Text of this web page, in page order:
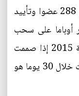
وجاءت نتيجة تصويت المجلس رفض 288 عضوا وتأييد
أوباما على سحب
القوات خلال 30 يوما أو بحلول نهاية 2015 إذا صممت
الإدارة الأمريكية على أن سحب القوات خلال 30 يوما هو